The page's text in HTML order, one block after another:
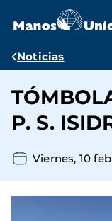
contenido
Ruta
Noticias
P. S.
Viernes, 10